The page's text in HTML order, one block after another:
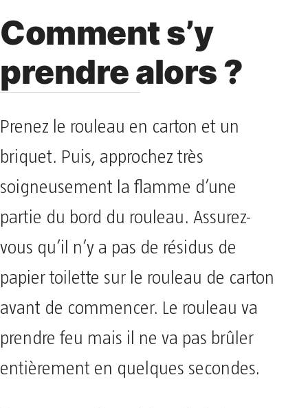
Comment s’y
prendre alors ?
Prenez le rouleau en carton et un
briquet. Puis, approchez très
soigneusement la flamme d’une
partie du bord du rouleau. Assurez-
vous qu’il n’y a pas de résidus de
papier toilette sur le rouleau de carton
avant de commencer. Le rouleau va
prendre feu mais il ne va pas brûler
entièrement en quelques secondes.